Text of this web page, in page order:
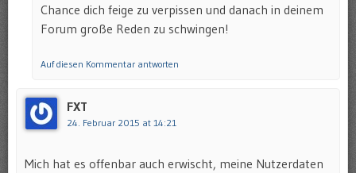
Chance dich feige zu verpissen und danach in deinem
Forum große Reden zu schwingen!
Auf diesen Kommentar antworten
FXT
24. Februar 2015 at 14:21
Mich hat es offenbar auch erwischt, meine Nutzerdaten